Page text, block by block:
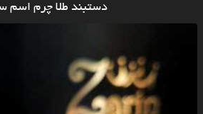
دستبند طلا چرم اسم